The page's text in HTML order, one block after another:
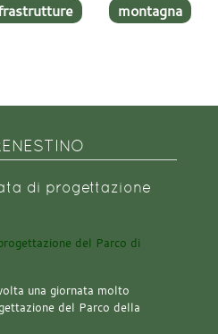
montagna
di progettazione
una giornata molto
del Parco della